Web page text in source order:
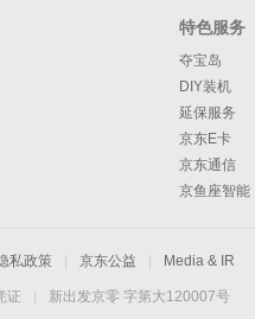
特色服务
夺宝岛
DIY装机
延保服务
京东E卡
京东通信
京鱼座智能
私政策 京东公益 Media & IR
证
新出发京零 字第大120007号